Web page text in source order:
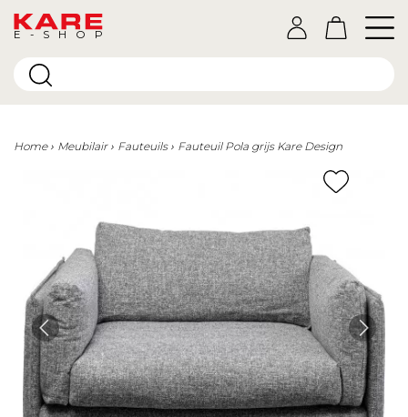
E-SHOP
Home Meubilair Fauteuils Fauteuil Pola grijs Kare Design